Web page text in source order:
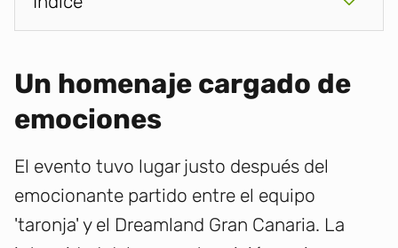
Un homenaje cargado de
emociones
El evento tuvo lugar justo después del
emocionante partido entre el equipo
'taronja' y el Dreamland Gran Canaria. La